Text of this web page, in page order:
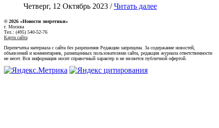
Четверг, 12 Октябрь 2023 /Читать далее
© 2026 «Новости энеретики»
г. Москва
Тел.: (495) 540-52-76
Карта сайта
Перепечатка материала с сайта без разрешения Редакции запрещена. За содержание новостей,
объявлений и комментариев, размещенных пользователями сайта, редакция журнала ответственности
не несет. Вся информация носит справочный характер и не является публичной офертой.